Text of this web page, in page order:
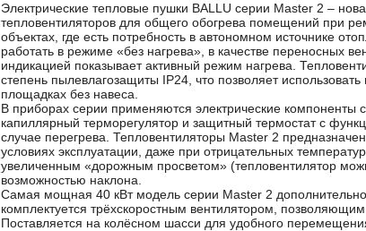
Электрические тепловые пушки BALLU серии Master 2 –
тепловентиляторов для общего обогрева помещений при
объектах, где есть потребность в автономном источнике
работать в режиме «без нагрева», в качестве переносных
индикацией показывает активный режим нагрева.
степень пылевлагозащиты IP24, что позволяет
площадках без навеса.
В приборах серии применяются электрические
капиллярный терморегулятор и защитный термостат с
случае перегрева. Тепловентиляторы Master 2
условиях эксплуатации, даже при отрицательных
увеличенным «дорожным просветом» (тепловентилятор
возможностью наклона.
Самая мощная 40 кВт модель серии Master 2
комплектуется трёхскоростным вентилятором, позволяющим
Поставляется на колёсном шасси для удобного